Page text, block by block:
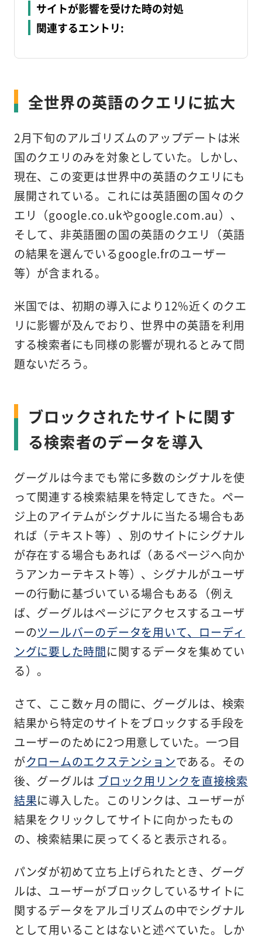
サイトが影響を受けた時の対処
関連するエントリ:
全世界の英語のクエリに拡大
2月下旬のアルゴリズムのアップデートは米
国のクエリのみを対象としていた。しかし、
現在、この変更は世界中の英語のクエリにも
展開されている。これには英語圏の国々のク
エリ（google.co.ukやgoogle.com.au）、
そして、非英語圏の国の英語のクエリ（英語
の結果を選んでいるgoogle.frのユーザー
等）が含まれる。
米国では、初期の導入により12%近くのクエ
リに影響が及んでおり、世界中の英語を利用
する検索者にも同様の影響が現れるとみて問
題ないだろう。
ブロックされたサイトに関す
る検索者のデータを導入
グーグルは今までも常に多数のシグナルを使
って関連する検索結果を特定してきた。ペー
ジ上のアイテムがシグナルに当たる場合もあ
れば（テキスト等）、別のサイトにシグナル
が存在する場合もあれば（あるページへ向か
うアンカーテキスト等）、シグナルがユーザ
ーの行動に基づいている場合もある（例え
ば、グーグルはページにアクセスするユーザ
ーのツールバーのデータを用いて、ローディ
ングに要した時間に関するデータを集めてい
る）。
さて、ここ数ヶ月の間に、グーグルは、検索
結果から特定のサイトをブロックする手段を
ユーザーのために2つ用意していた。一つ目
がクロームのエクステンションである。その
後、グーグルは ブロック用リンクを直接検索
結果に導入した。このリンクは、ユーザーが
結果をクリックしてサイトに向かったもの
の、検索結果に戻ってくると表示される。
パンダが初めて立ち上げられたとき、グーグ
ルは、ユーザーがブロックしているサイトに
関するデータをアルゴリズムの中でシグナル
として用いることはないと述べていた。しか